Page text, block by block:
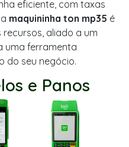
eficiente, com taxas
maquininha ton mp35 é
recursos, aliado a um
uma ferramenta
do seu negócio.
e Panos